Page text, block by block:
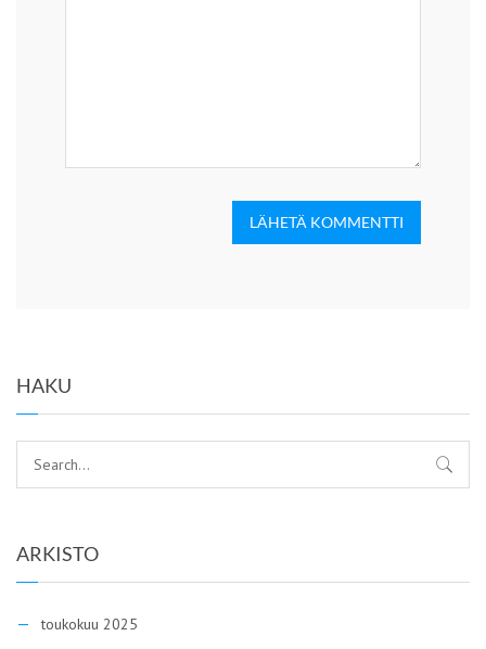
LÄHETÄ KOMMENTTI
HAKU
ARKISTO
toukokuu 2025